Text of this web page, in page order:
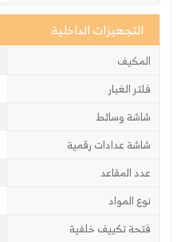
التجهيزات الداخلية
المكيف
فلتر الغبار
شاشة وسائط
شاشة عدادات رقمية
عدد المقاعد
نوع المواد
فتحة تكييف خلفية